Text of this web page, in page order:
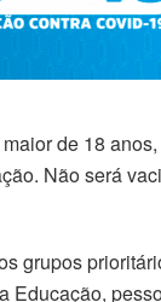
de 18
Não será
grupos
Educação,